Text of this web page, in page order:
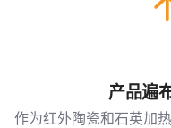
产品遍
作为红外陶瓷和石英加